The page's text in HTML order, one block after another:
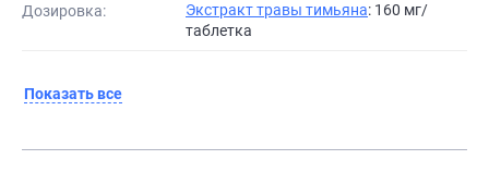
Дозировка:
Экстракт травы тимьяна: 160 мг/
таблетка
Показать все